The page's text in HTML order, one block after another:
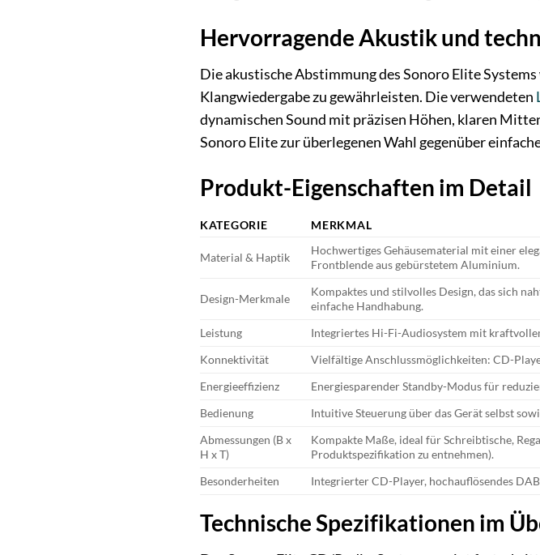
Hervorragende Akustik und
Die akustische Abstimmung des Sonoro Elite
Klangwiedergabe zu gewährleisten. Die verwendeten
dynamischen Sound mit präzisen Höhen, klaren
Sonoro Elite zur überlegenen Wahl gegenüber
Produkt-Eigenschaften im Detail
KATEGORIE MERKMAL
Material & Haptik
Hochwertiges Gehäusematerial mit einer
Frontblende aus gebürstetem Aluminium.
Design-Merkmale
Kompaktes und stilvolles Design, das sich
einfache Handhabung.
Leistung
Integriertes Hi-Fi-Audiosystem mit
Konnektivität
Vielfältige Anschlussmöglichkeiten: CD-
Energieeffizienz
Energiesparender Standby-Modus für
Bedienung
Intuitive Steuerung über das Gerät selbst
Abmessungen (B x
H x T)
Kompakte Maße, ideal für Schreibtische,
Produktspezifikation zu entnehmen).
Besonderheiten
Integrierter CD-Player, hochauflösendes
Technische Spezifikationen im